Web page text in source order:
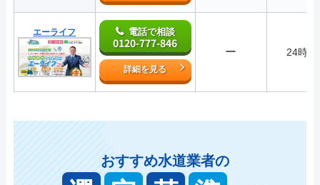
エーライフ 電話で相談
0120-777-846
詳細を見る
ー 24時間
おすすめ水道業者の